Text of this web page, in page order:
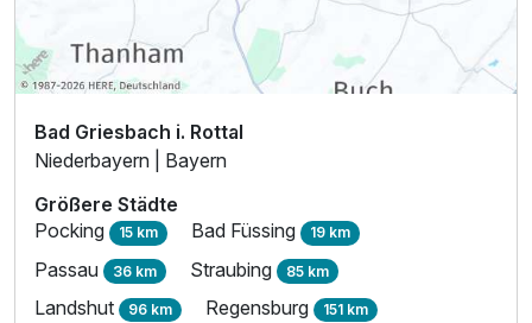
Bad Griesbach i. Rottal
Niederbayern | Bayern
Größere Städte
Pocking 15 km Bad Füssing 19 km
Passau 36 km Straubing 85 km
Landshut 96 km Regensburg 151 km